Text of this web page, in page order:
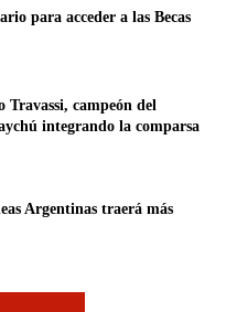
para acceder a las Becas
Travassi, campeón del
integrando la comparsa
Argentinas traerá más